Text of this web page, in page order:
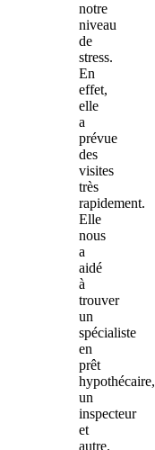
notre
niveau
de
stress.
En
effet,
elle
a
prévue
des
visites
très
rapidement.
Elle
nous
a
aidé
à
trouver
un
spécialiste
en
prêt
hypothécaire,
un
inspecteur
et
autre.